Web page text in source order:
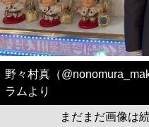
野々村真（
ラムより
まだまだ画像は